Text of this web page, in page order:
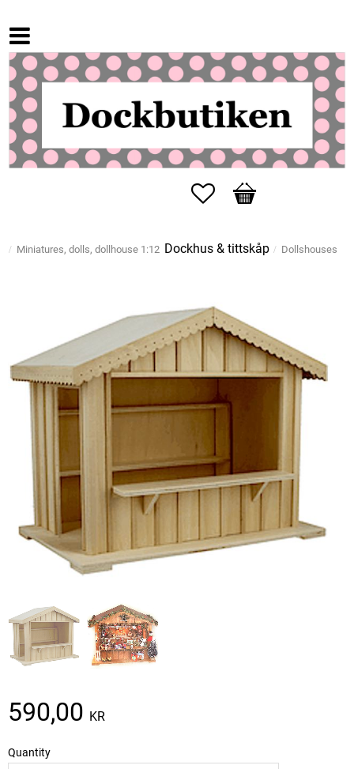
Favorites
Basket
Miniatures, dolls, dollhouse 1:12 Dockhus & tittskåp Dollshouses
590,00 KR
Quantity